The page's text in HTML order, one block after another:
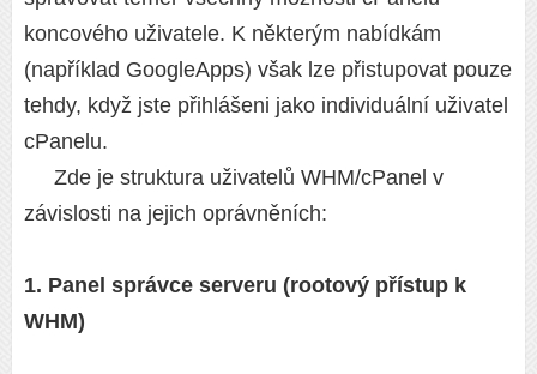
koncového uživatele. K některým nabídkám
(například GoogleApps) však lze přistupovat pouze
tehdy, když jste přihlášeni jako individuální uživatel
cPanelu.
Zde je struktura uživatelů WHM/cPanel v
závislosti na jejich oprávněních:
1. Panel správce serveru (rootový přístup k
WHM)